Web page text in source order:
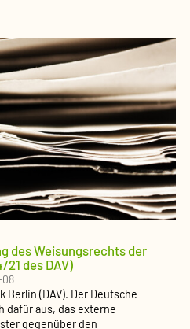
des Weisungs­rechts der
des DAV)
(DAV). Der Deutsche
dafür aus, das externe
gegenüber den